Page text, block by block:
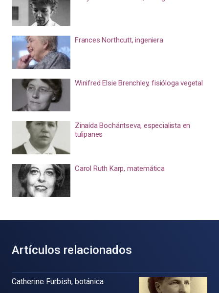
Frances Northcutt, ingeniera
Winifred Elsie Brenchley, fisióloga vegetal
Zinaída Bochántseva, especialista en
tulipanes
Carol Ruth Karp, matemática
Artículos relacionados
Catherine Furbish, botánica